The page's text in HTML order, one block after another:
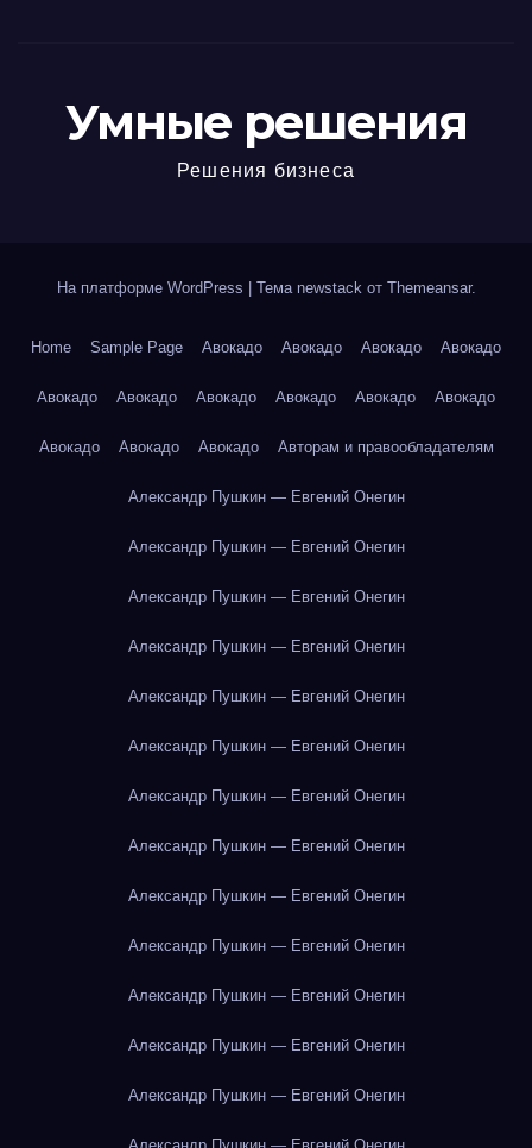
Умные решения
Решения бизнеса
На платформе WordPress Тема newstack от Themeansar.
Home Sample Page Авокадо Авокадо Авокадо Авокадо
Авокадо Авокадо Авокадо Авокадо Авокадо Авокадо
Авокадо Авокадо Авокадо Авторам и правообладателям
Александр Пушкин — Евгений Онегин
Александр Пушкин — Евгений Онегин
Александр Пушкин — Евгений Онегин
Александр Пушкин — Евгений Онегин
Александр Пушкин — Евгений Онегин
Александр Пушкин — Евгений Онегин
Александр Пушкин — Евгений Онегин
Александр Пушкин — Евгений Онегин
Александр Пушкин — Евгений Онегин
Александр Пушкин — Евгений Онегин
Александр Пушкин — Евгений Онегин
Александр Пушкин — Евгений Онегин
Александр Пушкин — Евгений Онегин